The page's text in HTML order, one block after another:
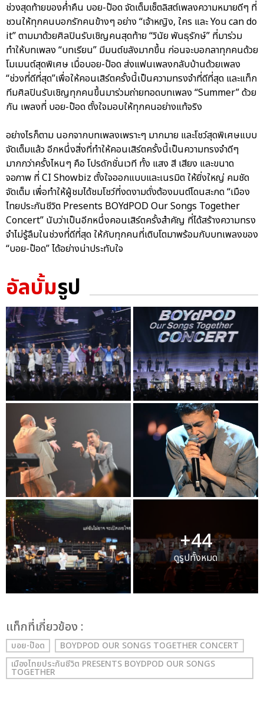
ช่วงสุดท้ายของค่ำคืน บอย-ป๊อด จัดเต็มเซ็ตลิสต์เพลงความหมายดีๆ ที่
ชวนให้ทุกคนบอกรักคนข้างๆ อย่าง “เจ้าหญิง, ใคร และ You can do
it” ตามมาด้วยศิลปินรับเชิญคนสุดท้าย “วินัย พันธุรักษ์” ที่มาร่วม
ทำให้บทเพลง “บทเรียน” มีมนต์ขลังมากขึ้น ก่อนจะบอกลาทุกคนด้วย
โมเมนต์สุดพิเศษ เมื่อบอย-ป๊อด ส่งแฟนเพลงกลับบ้านด้วยเพลง
“ช่วงที่ดีที่สุด”เพื่อให้คอนเสิร์ตครั้งนี้เป็นความทรงจำที่ดีที่สุด และแท็ก
ทีมศิลปินรับเชิญทุกคนขึ้นมาร่วมถ่ายทอดบทเพลง “Summer” ด้วย
กัน เพลงที่ บอย-ป๊อด ตั้งใจมอบให้ทุกคนอย่างแท้จริง
อย่างไรก็ตาม นอกจากบทเพลงเพราะๆ มากมาย และโชว์สุดพิเศษแบบ
จัดเต็มแล้ว อีกหนึ่งสิ่งที่ทำให้คอนเสิร์ตครั้งนี้เป็นความทรงจำดีๆ
มากกว่าครั้งไหนๆ คือ โปรดักชั่นเวที ทั้ง แสง สี เสียง และขนาด
จอภาพ ที่ CI Showbiz ตั้งใจออกแบบและเนรมิต ให้ยิ่งใหญ่ คมชัด
จัดเต็ม เพื่อทำให้ผู้ชมได้ชมโชว์ที่งดงามดั่งต้องมนต์โดนสะกด “เมือง
ไทยประกันชีวิต Presents BOYdPOD Our Songs Together
Concert” นับว่าเป็นอีกหนึ่งคอนเสิร์ตครั้งสำคัญ ที่ได้สร้างความทรง
จำไม่รู้ลืมในช่วงที่ดีที่สุด ให้กับทุกคนที่เติบโตมาพร้อมกับบทเพลงของ
“บอย-ป๊อด” ได้อย่างน่าประทับใจ
อัลบั้มรูป
+44
ดูรูปทั้งหมด
เเท็กที่เกี่ยวข้อง :
บอย-ป๊อด
BOYDPOD OUR SONGS TOGETHER CONCERT
เมืองไทยประกันชีวิต PRESENTS BOYDPOD OUR SONGS
TOGETHER